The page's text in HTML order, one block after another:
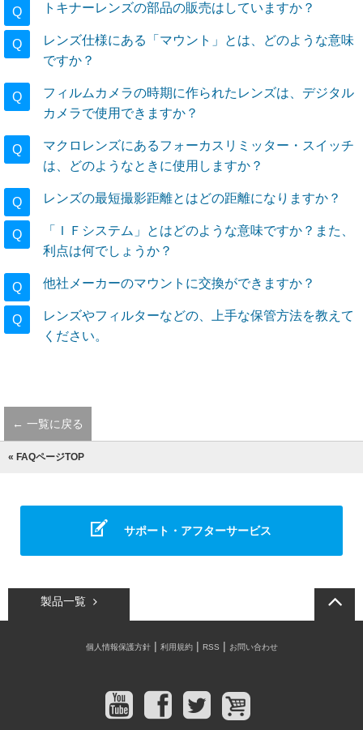
Q トキナーレンズの部品の販売はしていますか？
Q
レンズ仕様にある「マウント」とは、どのような意味
ですか？
Q
フィルムカメラの時期に作られたレンズは、デジタル
カメラで使用できますか？
Q
マクロレンズにあるフォーカスリミッター・スイッチ
は、どのようなときに使用しますか？
Q レンズの最短撮影距離とはどの距離になりますか？
Q
「ＩＦシステム」とはどのような意味ですか？また、
利点は何でしょうか？
Q 他社メーカーのマウントに交換ができますか？
Q
レンズやフィルターなどの、上手な保管方法を教えて
ください。
← 一覧に戻る
« FAQページTOP
サポート・アフターサービス
製品一覧
個人情報保護方針| 利用規約| RSS | お問い合わせ